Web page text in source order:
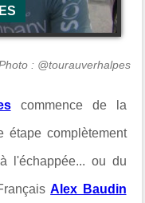
: @tourauverhalpes
commence de la
étape complètement
l'échappée... ou du
Alex Baudin